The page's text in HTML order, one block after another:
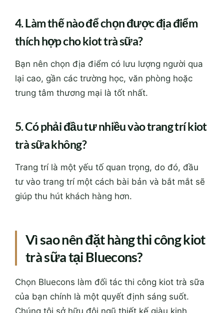
4. Làm thế nào để chọn được địa điểm
thích hợp cho kiot trà sữa?
Bạn nên chọn địa điểm có lưu lượng người qua
lại cao, gần các trường học, văn phòng hoặc
trung tâm thương mại là tốt nhất.
5. Có phải đầu tư nhiều vào trang trí kiot
trà sữa không?
Trang trí là một yếu tố quan trọng, do đó, đầu
tư vào trang trí một cách bài bản và bắt mắt sẽ
giúp thu hút khách hàng hơn.
Vì sao nên đặt hàng thi công kiot
trà sữa tại Bluecons?
Chọn Bluecons làm đối tác thi công kiot trà sữa
của bạn chính là một quyết định sáng suốt.
Chúng tôi sở hữu đội ngũ thiết kế giàu kinh